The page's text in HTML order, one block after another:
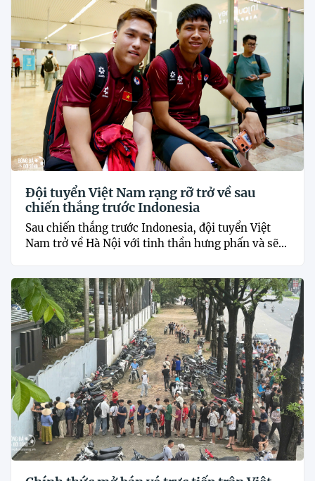
Đội tuyển Việt Nam rạng rỡ trở về sau
chiến thắng trước Indonesia
Sau chiến thắng trước Indonesia, đội tuyển Việt
Nam trở về Hà Nội với tinh thần hưng phấn và sẽ...